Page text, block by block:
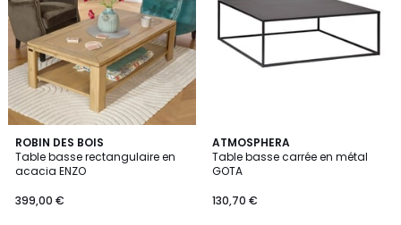
ROBIN DES BOIS
Table basse rectangulaire en
acacia ENZO
399,00 €
5
/
5
ATMOSPHERA
Table basse carrée en métal
GOTA
130,70 €